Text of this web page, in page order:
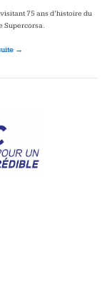
75 ans d’histoire du
Supercorsa.
→